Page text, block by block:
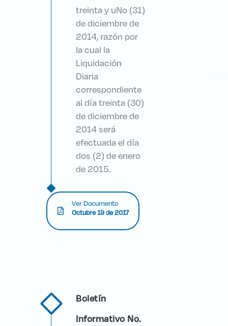
treinta y uNo (31)
de diciembre de
2014, razón por
la cual la
Liquidación
Diaria
correspondiente
al día treinta (30)
de diciembre de
2014 será
efectuada el día
dos (2) de enero
de 2015.
Ver Documento
Octubre 19 de 2017
Boletín
Informativo No.